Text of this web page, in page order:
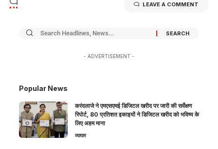
LEAVE A COMMENT
- ADVERTISEMENT -
Popular News
करंदलाजे ने एमएसएमई डिजिटल खरीद पर जारी की सर्वेक्षण
रिपोर्ट, 80 प्रतिशत इकाइयों ने डिजिटल खरीद को भविष्य के
लिए अहम माना
व्यापार